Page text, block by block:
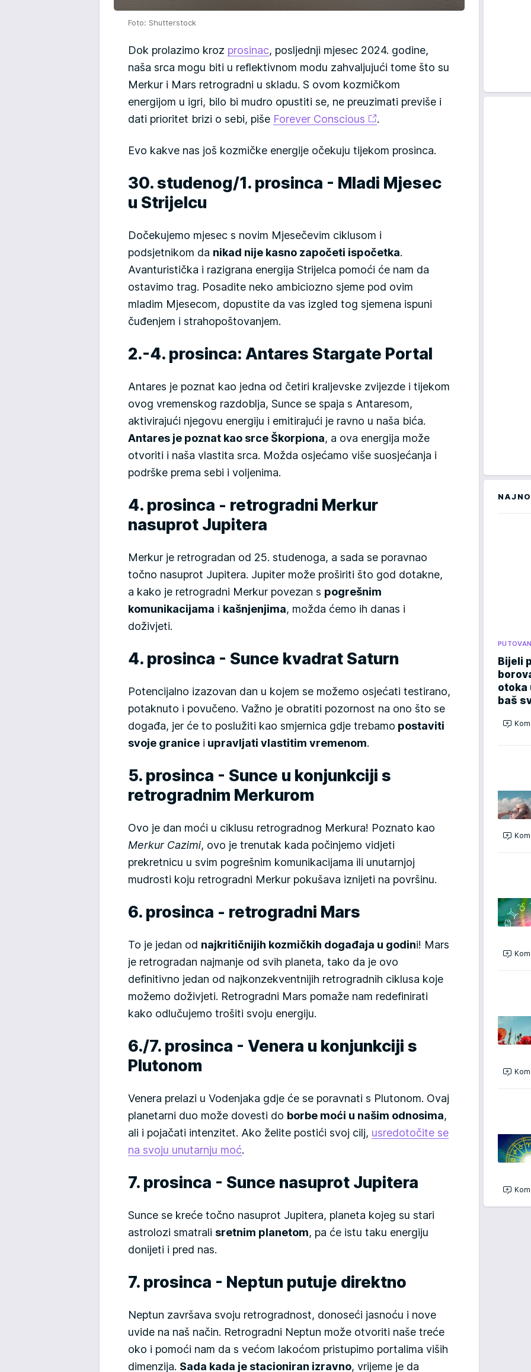
Foto: Shutterstock
Dok prolazimo kroz prosinac, posljednji mjesec 2024. godine,
naša srca mogu biti u reflektivnom modu zahvaljujući tome što su
Merkur i Mars retrogradni u skladu. S ovom kozmičkom
energijom u igri, bilo bi mudro opustiti se, ne preuzimati previše i
dati prioritet brizi o sebi, piše Forever Conscious .
Evo kakve nas još kozmičke energije očekuju tijekom prosinca.
30. studenog/1. prosinca - Mladi Mjesec
u Strijelcu
Dočekujemo mjesec s novim Mjesečevim ciklusom i
podsjetnikom da nikad nije kasno započeti ispočetka.
Avanturistička i razigrana energija Strijelca pomoći će nam da
ostavimo trag. Posadite neko ambiciozno sjeme pod ovim
mladim Mjesecom, dopustite da vas izgled tog sjemena ispuni
čuđenjem i strahopoštovanjem.
2.-4. prosinca: Antares Stargate Portal
Antares je poznat kao jedna od četiri kraljevske zvijezde i tijekom
ovog vremenskog razdoblja, Sunce se spaja s Antaresom,
aktivirajući njegovu energiju i emitirajući je ravno u naša bića.
Antares je poznat kao srce Škorpiona, a ova energija može
otvoriti i naša vlastita srca. Možda osjećamo više suosjećanja i
podrške prema sebi i voljenima.
4. prosinca - retrogradni Merkur
nasuprot Jupitera
Merkur je retrogradan od 25. studenoga, a sada se poravnao
točno nasuprot Jupitera. Jupiter može proširiti što god dotakne,
a kako je retrogradni Merkur povezan s pogrešnim
komunikacijama i kašnjenjima, možda ćemo ih danas i
doživjeti.
4. prosinca - Sunce kvadrat Saturn
Potencijalno izazovan dan u kojem se možemo osjećati testirano,
potaknuto i povučeno. Važno je obratiti pozornost na ono što se
događa, jer će to poslužiti kao smjernica gdje trebamo postaviti
svoje granice i upravljati vlastitim vremenom.
5. prosinca - Sunce u konjunkciji s
retrogradnim Merkurom
Ovo je dan moći u ciklusu retrogradnog Merkura! Poznato kao
Merkur Cazimi, ovo je trenutak kada počinjemo vidjeti
prekretnicu u svim pogrešnim komunikacijama ili unutarnjoj
mudrosti koju retrogradni Merkur pokušava iznijeti na površinu.
6. prosinca - retrogradni Mars
To je jedan od najkritičnijih kozmičkih događaja u godini! Mars
je retrogradan najmanje od svih planeta, tako da je ovo
definitivno jedan od najkonzekventnijih retrogradnih ciklusa koje
možemo doživjeti. Retrogradni Mars pomaže nam redefinirati
kako odlučujemo trošiti svoju energiju.
6./7. prosinca - Venera u konjunkciji s
Plutonom
Venera prelazi u Vodenjaka gdje će se poravnati s Plutonom. Ovaj
planetarni duo može dovesti do borbe moći u našim odnosima,
ali i pojačati intenzitet. Ako želite postići svoj cilj, usredotočite se
na svoju unutarnju moć.
7. prosinca - Sunce nasuprot Jupitera
Sunce se kreće točno nasuprot Jupitera, planeta kojeg su stari
astrolozi smatrali sretnim planetom, pa će istu taku energiju
donijeti i pred nas.
7. prosinca - Neptun putuje direktno
Neptun završava svoju retrogradnost, donoseći jasnoću i nove
uvide na naš način. Retrogradni Neptun može otvoriti naše treće
oko i pomoći nam da s većom lakoćom pristupimo portalima viših
dimenzija. Sada kada je stacioniran izravno, vrijeme je da
Bijeli
otoka
baš